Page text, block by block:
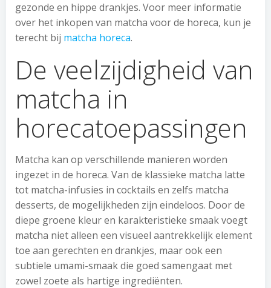
gezonde en hippe drankjes. Voor meer informatie
over het inkopen van matcha voor de horeca, kun je
terecht bij matcha horeca.
De veelzijdigheid van
matcha in
horecatoepassingen
Matcha kan op verschillende manieren worden
ingezet in de horeca. Van de klassieke matcha latte
tot matcha-infusies in cocktails en zelfs matcha
desserts, de mogelijkheden zijn eindeloos. Door de
diepe groene kleur en karakteristieke smaak voegt
matcha niet alleen een visueel aantrekkelijk element
toe aan gerechten en drankjes, maar ook een
subtiele umami-smaak die goed samengaat met
zowel zoete als hartige ingrediënten.